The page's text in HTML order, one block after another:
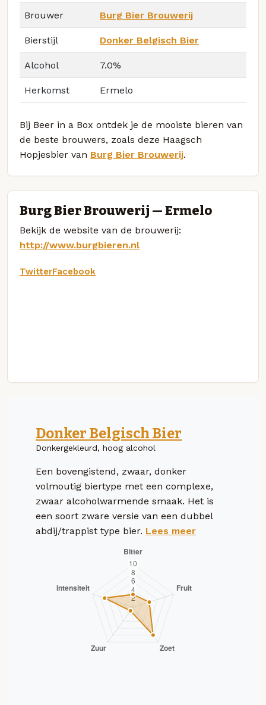
Brouwer Burg Bier Brouwerij
Bierstijl Donker Belgisch Bier
Alcohol 7.0%
Herkomst Ermelo
Bij Beer in a Box ontdek je de mooiste bieren van
de beste brouwers, zoals deze Haagsch
Hopjesbier van Burg Bier Brouwerij.
Burg Bier Brouwerij — Ermelo
Bekijk de website van de brouwerij:
http://www.burgbieren.nl
TwitterFacebook
Donker Belgisch Bier
Donkergekleurd, hoog alcohol
Een bovengistend, zwaar, donker
volmoutig biertype met een complexe,
zwaar alcoholwarmende smaak. Het is
een soort zware versie van een dubbel
abdij/trappist type bier. Lees meer